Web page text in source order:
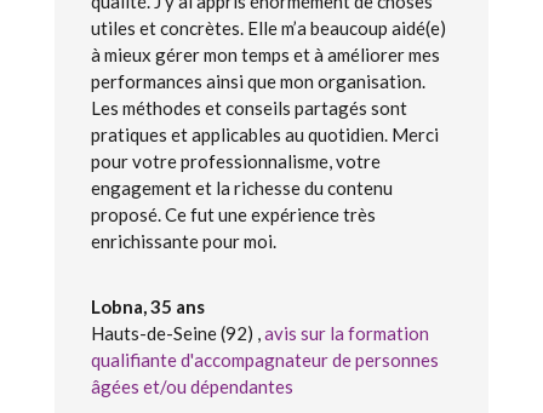
utiles et concrètes. Elle m’a beaucoup aidé(e)
à mieux gérer mon temps et à améliorer mes
performances ainsi que mon organisation.
Les méthodes et conseils partagés sont
pratiques et applicables au quotidien. Merci
pour votre professionnalisme, votre
engagement et la richesse du contenu
proposé. Ce fut une expérience très
enrichissante pour moi.
Lobna, 35 ans
Hauts-de-Seine (92) avis sur la formation
qualifiante d'accompagnateur de personnes
âgées et/ou dépendantes